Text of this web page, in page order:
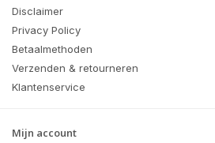
Disclaimer
Privacy Policy
Betaalmethoden
Verzenden & retourneren
Klantenservice
Mijn account